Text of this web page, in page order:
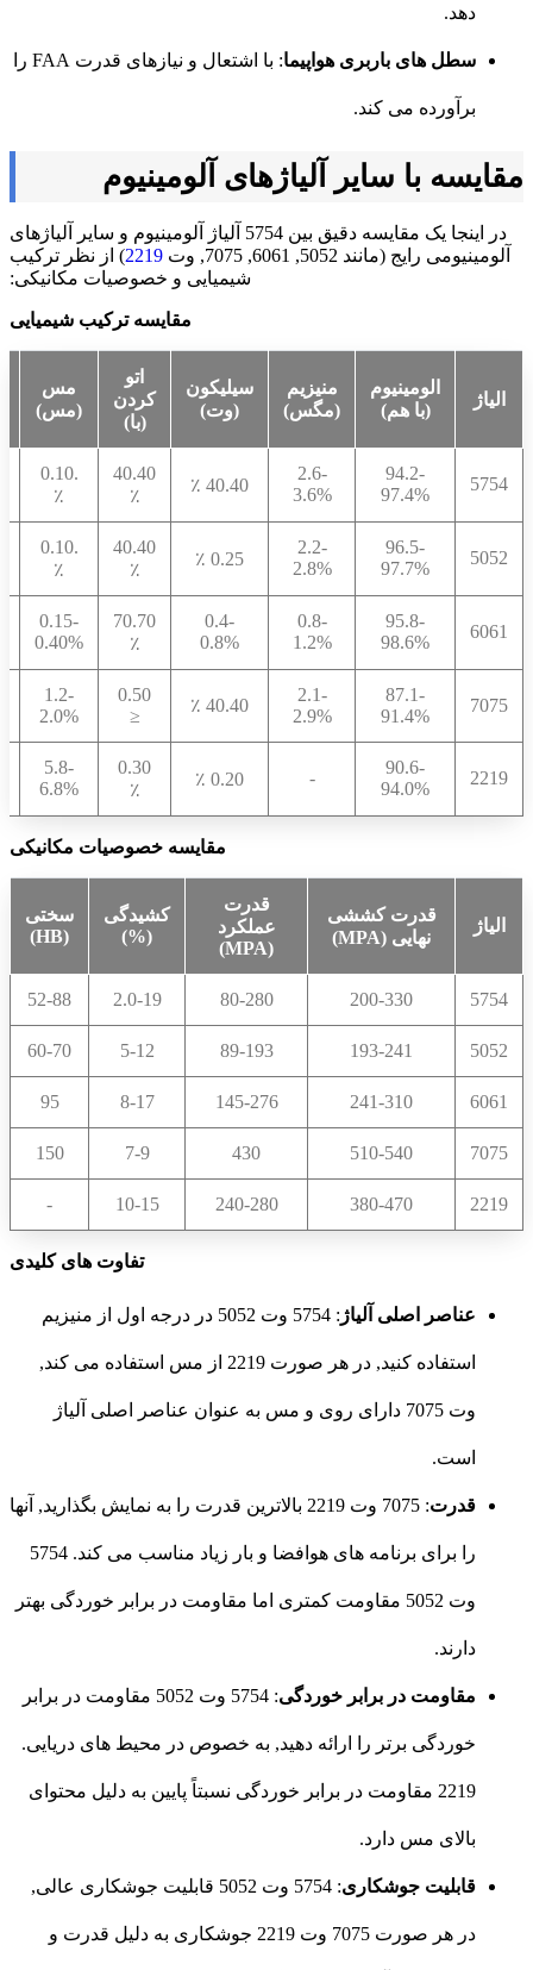
دهد.
سطل های باربری هواپیما : با اشتعال و نیازهای قدرت FAA را
برآورده می کند.
مقایسه با سایر آلیاژهای آلومینیوم
در اینجا یک مقایسه دقیق بین 5754 آلیاژ آلومینیوم و سایر آلیاژهای
آلومینیومی رایج (مانند 5052, 6061, 7075, وت
2219) از نظر ترکیب
شیمیایی و خصوصیات مکانیکی:
مقایسه ترکیب شیمیایی
الیاژ
الومینیوم
(با هم)
منیزیم
(مگس)
سیلیکون
(وت)
اتو
کردن
(با)
مس
(مس)
5754
94.2-
97.4%
2.6-
3.6%
40.40 ٪
40.40
٪
.0.10
٪
5052
96.5-
97.7%
2.2-
2.8%
0.25 ٪
40.40
٪
.0.10
٪
6061
95.8-
98.6%
0.8-
1.2%
0.4-
0.8%
70.70
٪
0.15-
0.40%
7075
87.1-
91.4%
2.1-
2.9%
40.40 ٪
0.50
≤
1.2-
2.0%
2219
90.6-
94.0%
- 0.20 ٪
0.30
٪
5.8-
6.8%
مقایسه خصوصیات مکانیکی
الیاژ
قدرت کششی
نهایی (MPA)
قدرت
عملکرد
(MPA)
کشیدگی
(%)
سختی
(HB)
5754
200-330
80-280
2.0-19
52-88
5052
193-241
89-193
5-12
60-70
6061
241-310
145-276
8-17
95
7075
510-540
430
7-9
150
2219
380-470
240-280
10-15
-
تفاوت های کلیدی
عناصر اصلی آلیاژ : 5754 وت 5052 در درجه اول از منیزیم
استفاده کنید, در هر صورت 2219 از مس استفاده می کند,
وت 7075 دارای روی و مس به عنوان عناصر اصلی آلیاژ
است.
قدرت : 7075 وت 2219 بالاترین قدرت را به نمایش بگذارید, آنها
را برای برنامه های هوافضا و بار زیاد مناسب می کند. 5754
وت 5052 مقاومت کمتری اما مقاومت در برابر خوردگی بهتر
دارند.
مقاومت در برابر خوردگی : 5754 وت 5052 مقاومت در برابر
خوردگی برتر را ارائه دهید, به خصوص در محیط های دریایی.
2219 مقاومت در برابر خوردگی نسبتاً پایین به دلیل محتوای
بالای مس دارد.
قابلیت جوشکاری : 5754 وت 5052 قابلیت جوشکاری عالی,
در هر صورت 7075 وت 2219 جوشکاری به دلیل قدرت و